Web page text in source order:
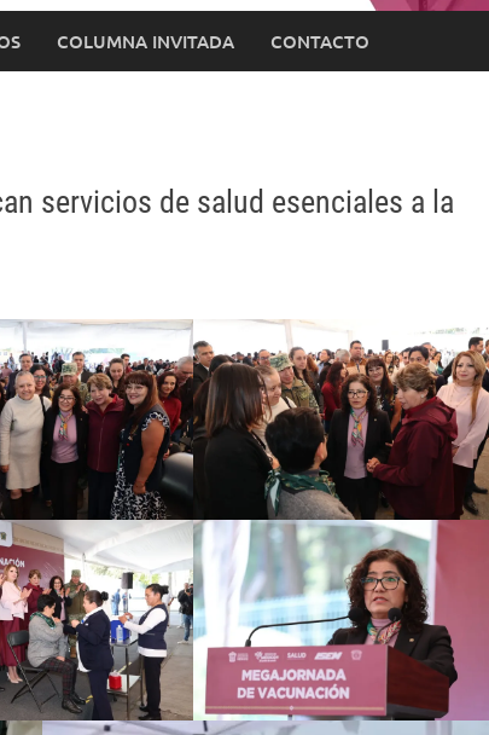
COLUMNA INVITADA CONTACTO
servicios de salud esenciales a la